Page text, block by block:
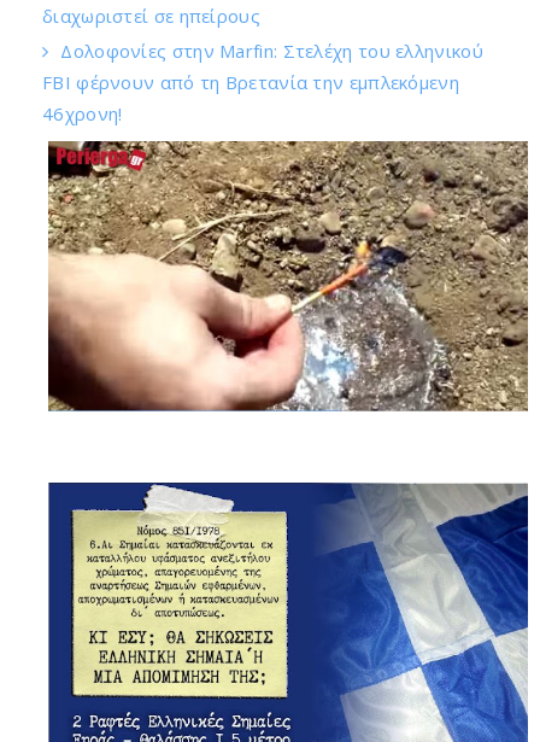
διαχωριστεί σε ηπείρους
Δολοφονίες στην Marfin: Στελέχη του ελληνικού
FBI φέρνουν από τη Βρετανία την εμπλεκόμενη
46χρονη!